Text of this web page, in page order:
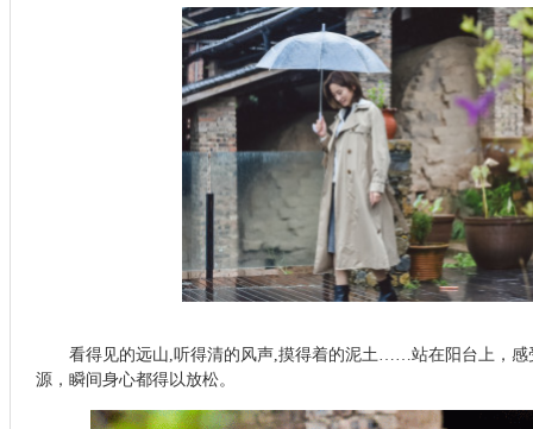
看得见的远山,听得清的风声,摸得着的泥土……站在阳台上，感
源，瞬间身心都得以放松。